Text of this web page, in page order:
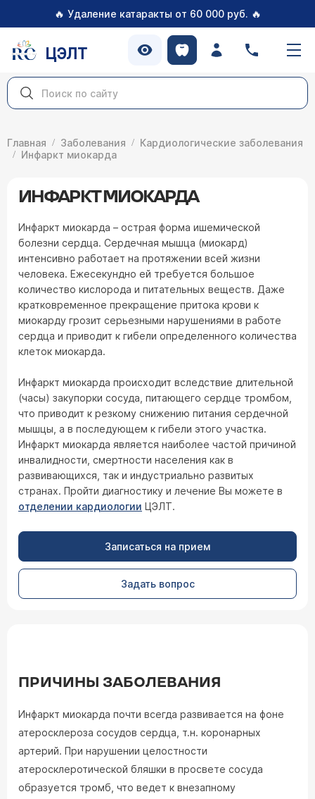
🔥 Удаление катаракты от 60 000 руб. 🔥
ЦЭЛТ
Главная Заболевания
Кардиологические заболевания
Инфаркт миокарда
ИНФАРКТ МИОКАРДА
Инфаркт миокарда – острая форма ишемической
болезни сердца. Сердечная мышца (миокард)
интенсивно работает на протяжении всей жизни
человека. Ежесекундно ей требуется большое
количество кислорода и питательных веществ. Даже
кратковременное прекращение притока крови к
миокарду грозит серьезными нарушениями в работе
сердца и приводит к гибели определенного количества
клеток миокарда.
Инфаркт миокарда происходит вследствие длительной
(часы) закупорки сосуда, питающего сердце тромбом,
что приводит к резкому снижению питания сердечной
мышцы, а в последующем к гибели этого участка.
Инфаркт миокарда является наиболее частой причиной
инвалидности, смертности населения как в
развивающихся, так и индустриально развитых
странах. Пройти диагностику и лечение Вы можете в
отделении кардиологии ЦЭЛТ.
Записаться на прием
Задать вопрос
ПРИЧИНЫ ЗАБОЛЕВАНИЯ
Инфаркт миокарда почти всегда развивается на фоне
атеросклероза сосудов сердца, т.н. коронарных
артерий. При нарушении целостности
атеросклеротической бляшки в просвете сосуда
образуется тромб, что ведет к внезапному